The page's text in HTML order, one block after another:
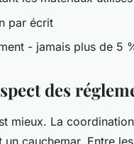
par écrit
- jamais plus de 5
des
mieux. La